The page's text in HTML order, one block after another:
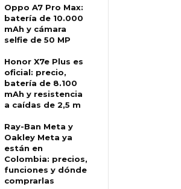
Oppo A7 Pro Max:
batería de 10.000
mAh y cámara
selfie de 50 MP
Honor X7e Plus es
oficial: precio,
batería de 8.100
mAh y resistencia
a caídas de 2,5 m
Ray-Ban Meta y
Oakley Meta ya
están en
Colombia: precios,
funciones y dónde
comprarlas